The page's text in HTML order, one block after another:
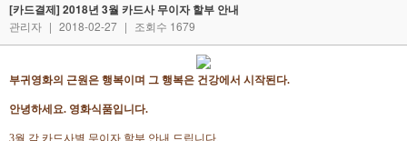
[카드결제] 2018년 3월 카드사 무이자 할부 안내
관리자 | 2018-02-27 | 조회수 1679
부귀영화의 근원은 행복이며 그 행복은 건강에서 시작된다.
안녕하세요. 영화식품입니다.
3월 각 카드사별 무이자 할부 안내 드립니다.